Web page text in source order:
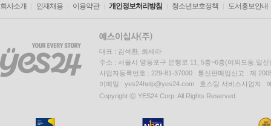
회사소개 인재채용 이용약관 개인정보처리방침 청소년보호정책 도서홍보안내
대표 : 김석환, 최세라
주소 : 서울시 영등포구 은행로 11, 5층~6층(여의도동,일신
사업자등록번호 : 229-81-37000 통신판매업신고 : 제
이메일 : yes24help@yes24.com 호스팅 서비스사업자 :
Copyright ⓒ YES24 Corp. All Rights Reserved.